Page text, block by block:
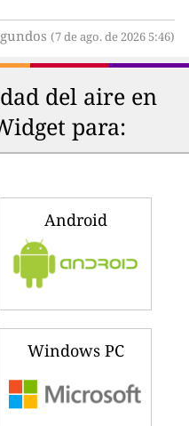
(7 de ago. de 2026 5:46)
del aire en
para:
Android
Windows PC